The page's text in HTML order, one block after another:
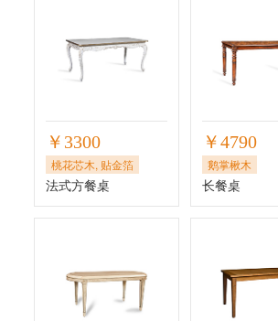
￥3300
桃花芯木, 贴金箔
法式方餐桌
￥4790
鹅掌楸木
长餐桌